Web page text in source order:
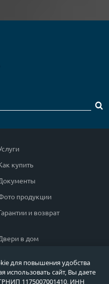
купить
продукции
и возврат
в дом
в квартиру
для повышения удобства
использовать сайт, Вы даете
1175007001410, ИНН